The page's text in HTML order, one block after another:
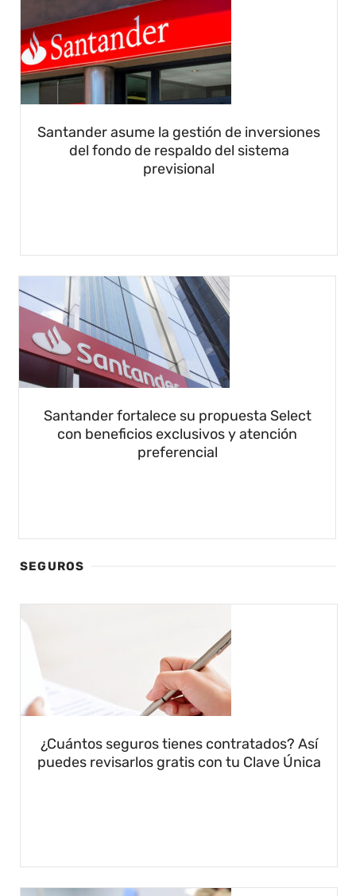
Santander asume la gestión de inversiones
del fondo de respaldo del sistema
previsional
Santander fortalece su propuesta Select
con beneficios exclusivos y atención
preferencial
SEGUROS
¿Cuántos seguros tienes contratados? Así
puedes revisarlos gratis con tu Clave Única